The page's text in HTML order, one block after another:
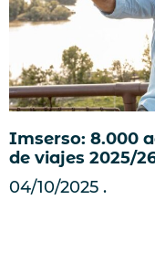
Imserso: 8.000
de viajes 2025/
04/10/2025